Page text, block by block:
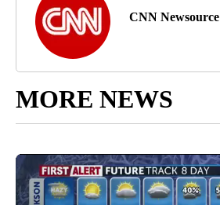
CNN Newsource
MORE NEWS